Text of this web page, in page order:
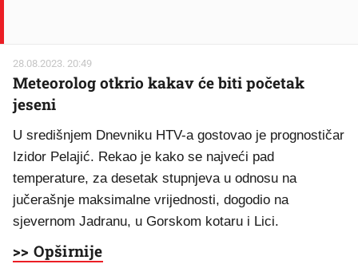
28.08.2023. 20:49
Meteorolog otkrio kakav će biti početak
jeseni
U središnjem Dnevniku HTV-a gostovao je prognostičar
Izidor Pelajić. Rekao je kako se najveći pad
temperature, za desetak stupnjeva u odnosu na
jučerašnje maksimalne vrijednosti, dogodio na
sjevernom Jadranu, u Gorskom kotaru i Lici.
>> Opširnije